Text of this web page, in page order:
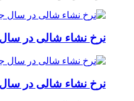
نرخ نشاء شالی در
نرخ نشاء شالی در